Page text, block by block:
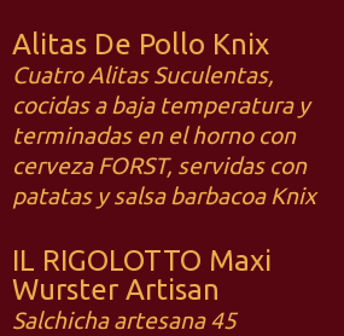
Alitas De Pollo Knix
Cuatro Alitas Suculentas,
cocidas a baja temperatura y
terminadas en el horno con
cerveza FORST, servidas con
patatas y salsa barbacoa Knix
IL RIGOLOTTO Maxi
Wurster Artisan
Salchicha artesana 45